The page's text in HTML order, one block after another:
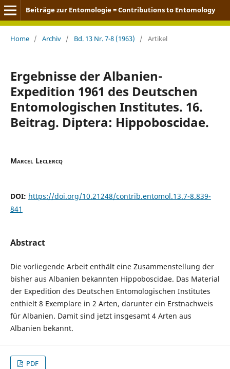
Beiträge zur Entomologie = Contributions to Entomology
Home / Archiv / Bd. 13 Nr. 7-8 (1963) / Artikel
Ergebnisse der Albanien-
Expedition 1961 des Deutschen
Entomologischen Institutes. 16.
Beitrag. Diptera: Hippoboscidae.
Marcel Leclercq
DOI: https://doi.org/10.21248/contrib.entomol.13.7-8.839-
841
Abstract
Die vorliegende Arbeit enthält eine Zusammenstellung der
bisher aus Albanien bekannten Hippoboscidae. Das Material
der Expedition des Deutschen Entomologischen Institutes
enthielt 8 Exemplare in 2 Arten, darunter ein Erstnachweis
für Albanien. Damit sind jetzt insgesamt 4 Arten aus
Albanien bekannt.
PDF